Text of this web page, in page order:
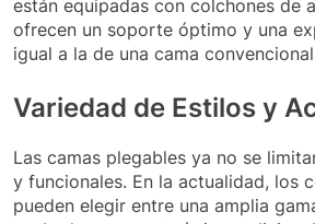
están equipadas con colchones de
ofrecen un soporte óptimo y una
igual a la de una cama
Variedad de Estilos y
Las camas plegables ya no se
y funcionales. En la actualidad, los
pueden elegir entre una amplia